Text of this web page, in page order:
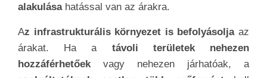
alakulása hatással van az árakra.
Az infrastrukturális környezet is befolyásolja az
árakat. Ha a távoli területek nehezen
hozzáférhetőek vagy nehezen járhatóak, a